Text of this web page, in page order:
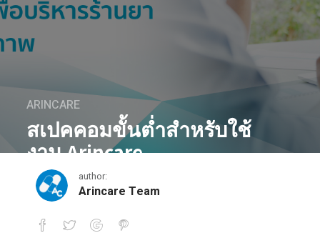
ARINCARE
สเปคคอมขั้นต่ำสำหรับใช้
งาน Arincare
March 21, 2018
author:
Arincare Team